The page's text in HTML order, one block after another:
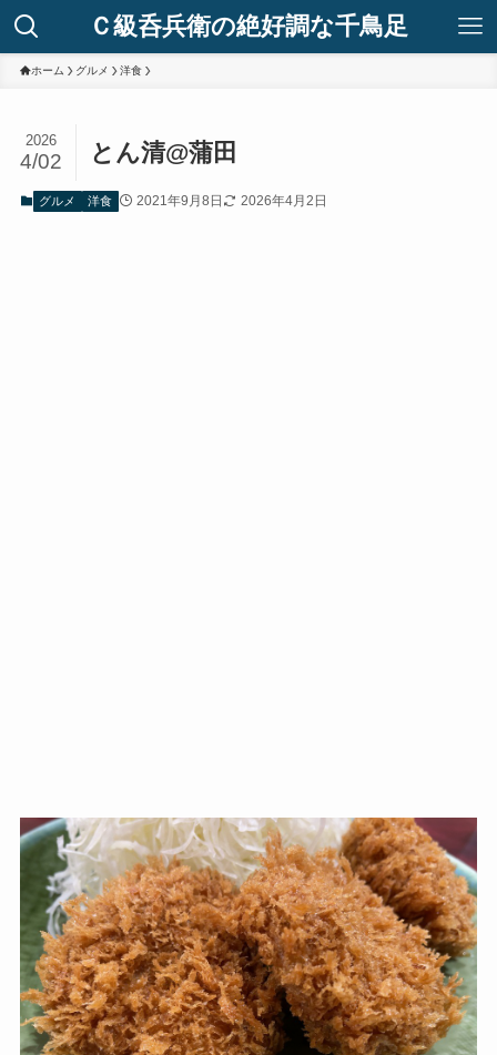
Ｃ級呑兵衛の絶好調な千鳥足
ホーム グルメ 洋食
とん清@蒲田
2026
4/02
グルメ 洋食 2021年9月8日 2026年4月2日